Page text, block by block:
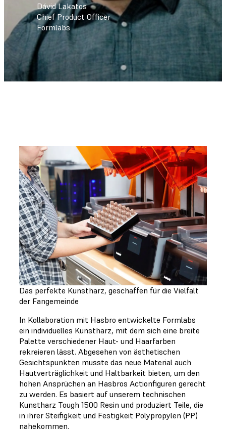
Dávid Lakatos
Chief Product Officer
Formlabs
Das perfekte Kunstharz, geschaffen für die Vielfalt
der Fangemeinde
In Kollaboration mit Hasbro entwickelte Formlabs
ein individuelles Kunstharz, mit dem sich eine breite
Palette verschiedener Haut- und Haarfarben
rekreieren lässt. Abgesehen von ästhetischen
Gesichtspunkten musste das neue Material auch
Hautverträglichkeit und Haltbarkeit bieten, um den
hohen Ansprüchen an Hasbros Actionfiguren gerecht
zu werden. Es basiert auf unserem technischen
Kunstharz Tough 1500 Resin und produziert Teile, die
in ihrer Steifigkeit und Festigkeit Polypropylen (PP)
nahekommen.